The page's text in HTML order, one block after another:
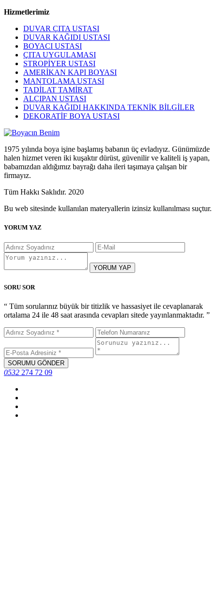
Hizmetlerimiz
DUVAR ÇITA USTASI
DUVAR KAĞIDI USTASI
BOYACI USTASI
ÇITA UYGULAMASI
STROPİYER USTASI
AMERİKAN KAPI BOYASI
MANTOLAMA USTASI
TADİLAT TAMİRAT
ALÇIPAN USTASI
DUVAR KAĞIDI HAKKINDA TEKNİK BİLGİLER
DEKORATİF BOYA USTASI
1975 yılında boya işine başlamış babanın üç evladıyız. Günümüzde
halen hizmet veren iki kuşaktır dürüst, güvenilir ve kaliteli iş yapan,
babamızdan aldığımız bayrağı daha ileri taşımaya çalışan bir
firmayız.
Tüm Hakkı Saklıdır. 2020
Bu web sitesinde kullanılan materyallerin izinsiz kullanılması suçtur.
YORUM YAZ
YORUM YAP
SORU SOR
“ Tüm sorularınız büyük bir titizlik ve hassasiyet ile cevaplanarak
ortalama 24 ile 48 saat arasında cevapları sitede yayınlanmaktadır. ”
SORUMU GÖNDER
0532 274 72 09